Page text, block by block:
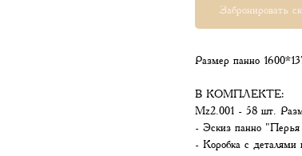
Забронировать
Размер панно
В КОМПЛЕКТЕ:
Mz2.001 - 58 шт.
- Эскиз панно "Перья
- Коробка с деталями